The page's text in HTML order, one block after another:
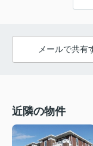
メールで共有
近隣の物件